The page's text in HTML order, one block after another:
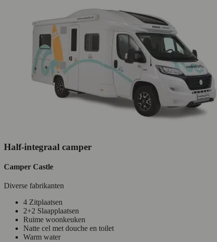
Half-integraal camper
Camper Castle
Diverse fabrikanten
4 Zitplaatsen
2+2 Slaapplaatsen
Ruime woonkeuken
Natte cel met douche en toilet
Warm water